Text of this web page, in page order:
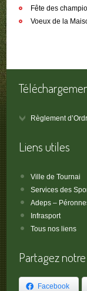
Fête des
Voeux de la
Règlement
Liens utiles
Ville de Tournai
Services des
Adeps –
Infrasport
Tous nos liens
Partagez
Facebook